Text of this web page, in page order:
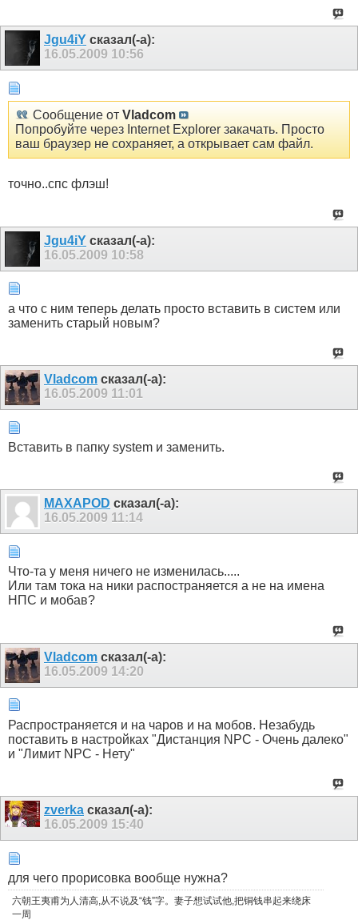
Jgu4iY сказал(-а):
16.05.2009 10:56
Сообщение от Vladcom
Попробуйте через Internet Explorer закачать. Просто
ваш браузер не сохраняет, а открывает сам файл.
точно..спс флэш!
Jgu4iY сказал(-а):
16.05.2009 10:58
а что с ним теперь делать просто вставить в систем или
заменить старый новым?
Vladcom сказал(-а):
16.05.2009 11:01
Вставить в папку system и заменить.
MAXAPOD сказал(-а):
16.05.2009 11:14
Что-та у меня ничего не изменилась.....
Или там тока на ники распостраняется а не на имена
НПС и мобав?
Vladcom сказал(-а):
16.05.2009 14:20
Распространяется и на чаров и на мобов. Незабудь
поставить в настройках "Дистанция NPC - Очень далеко"
и "Лимит NPC - Нету"
zverka сказал(-а):
16.05.2009 15:40
для чего прорисовка вообще нужна?
六朝王夷甫为人清高,从不说及“钱”字。妻子想试试他,把铜钱串起来绕床
一周